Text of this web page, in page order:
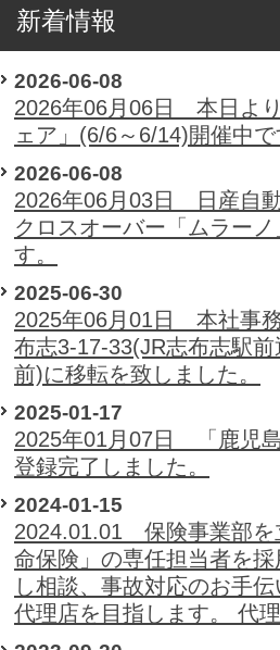
新着情報
2026-06-08
2026年06月06日 本日よ
ェア」(6/6～6/14)開催中で
2026-06-08
2026年06月03日 日産自
クロスオーバー「ムラー
す。
2025-06-30
2025年06月01日 本社事
布志3-17-33(JR志布志駅
前)に移転を致しました。
2025-01-17
2025年01月07日 「鹿児
登録完了しました。
2024-01-15
2024.01.01 保険事業部を
命保険」の専任担当者を
し相談、事故対応のお手
代理店を目指します。 代